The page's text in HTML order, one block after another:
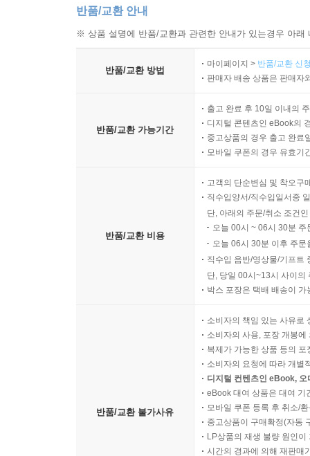
반품/교환 안내
※ 상품 설명에 반품/교환과 관련한 안내가 있는경우 아
반품/교환 방법
마이페이지 > 반품/교환 신
판매자 배송 상품은 판매자
반품/교환 가능기간
출고 완료 후 10일 이내의
디지털 콘텐츠인 eBook의
중고상품의 경우 출고 완료
모바일 쿠폰의 경우 유효기
반품/교환 비용
고객의 단순변심 및 착오구
직수입양서/직수입일서중
단, 아래의 주문/취소 조건
오늘 00시 ~ 06시 30분
오늘 06시 30분 이후 주
직수입 음반/영상물/기프트
단, 당일 00시~13시 사이의
박스 포장은 택배 배송이
반품/교환 불가사유
소비자의 책임 있는 사유로
소비자의 사용, 포장 개봉
복제가 가능한 상품 등의
소비자의 요청에 따라 개별
디지털 컨텐츠인 eBook,
eBook 대여 상품은 대여 기
모바일 쿠폰 등록 후 취소/
중고상품이 구매확정(자동
LP상품의 재생 불량 원인
시간의 경과에 의해 재판매